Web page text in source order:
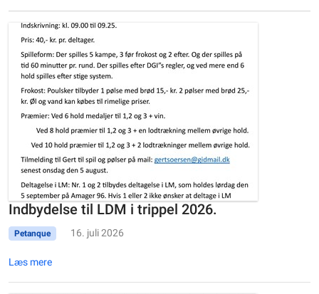
Indbydelse til LDM i trippel 2026.
Petanque 16. juli 2026
Læs mere